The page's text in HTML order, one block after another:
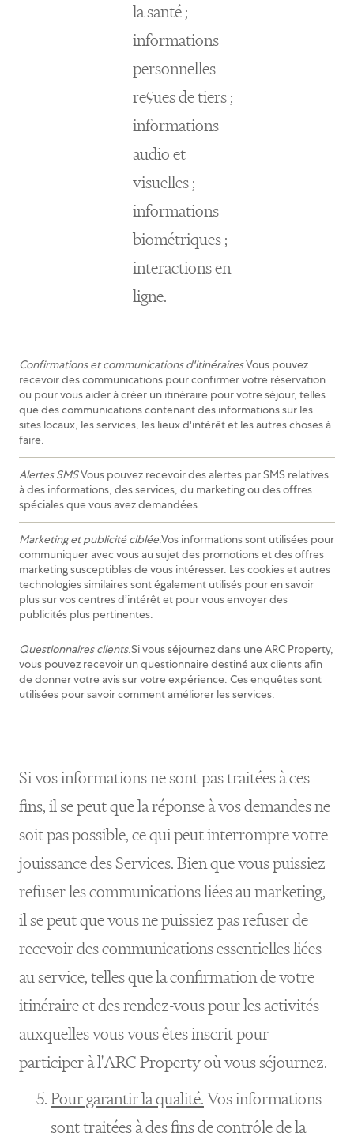
la santé ;
informations
personnelles
reçues de tiers ;
informations
audio et
visuelles ;
informations
biométriques ;
interactions en
ligne.
Confirmations et communications d'itinéraires.Vous pouvez
recevoir des communications pour confirmer votre réservation
ou pour vous aider à créer un itinéraire pour votre séjour, telles
que des communications contenant des informations sur les
sites locaux, les services, les lieux d'intérêt et les autres choses à
faire.
Alertes SMS.Vous pouvez recevoir des alertes par SMS relatives
à des informations, des services, du marketing ou des offres
spéciales que vous avez demandées.
Marketing et publicité ciblée.Vos informations sont utilisées pour
communiquer avec vous au sujet des promotions et des offres
marketing susceptibles de vous intéresser. Les cookies et autres
technologies similaires sont également utilisés pour en savoir
plus sur vos centres d’intérêt et pour vous envoyer des
publicités plus pertinentes.
Questionnaires clients.Si vous séjournez dans une ARC Property,
vous pouvez recevoir un questionnaire destiné aux clients afin
de donner votre avis sur votre expérience. Ces enquêtes sont
utilisées pour savoir comment améliorer les services.
Si vos informations ne sont pas traitées à ces
fins, il se peut que la réponse à vos demandes ne
soit pas possible, ce qui peut interrompre votre
jouissance des Services. Bien que vous puissiez
refuser les communications liées au marketing,
il se peut que vous ne puissiez pas refuser de
recevoir des communications essentielles liées
au service, telles que la confirmation de votre
itinéraire et des rendez-vous pour les activités
auxquelles vous vous êtes inscrit pour
participer à l'ARC Property où vous séjournez.
Pour garantir la qualité.Vos informations
sont traitées à des fins de contrôle de la